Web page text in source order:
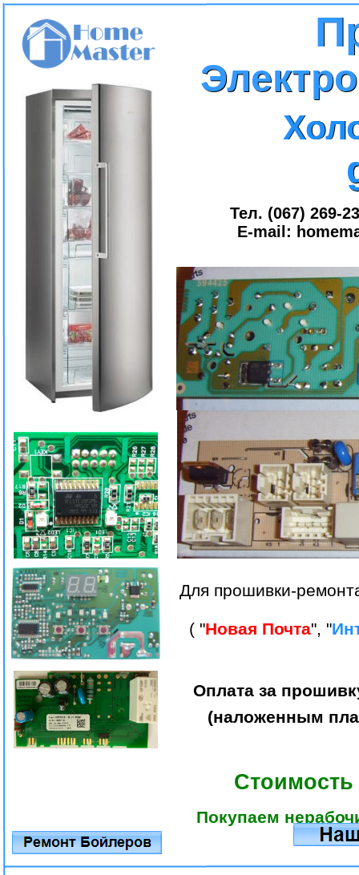
Тел. (067) 269-
E-mail:
Для прошивки-
( "Новая Почта", "
Оплата за
(наложенным
Стоимость
Покупаем